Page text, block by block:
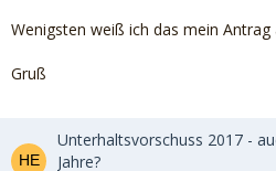
Wenigsten weiß ich das mein Antrag
Gruß
Unterhaltsvorschuss 2017 -
Jahre?